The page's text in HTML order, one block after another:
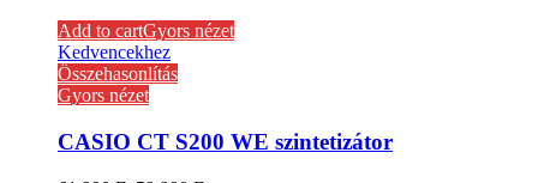
Add to cartGyors nézet
Kedvencekhez
Összehasonlítás
Gyors nézet
CASIO CT S200 WE szintetizátor